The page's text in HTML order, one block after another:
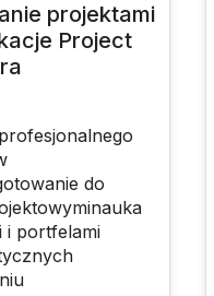
projektami
Project
do
i portfelami